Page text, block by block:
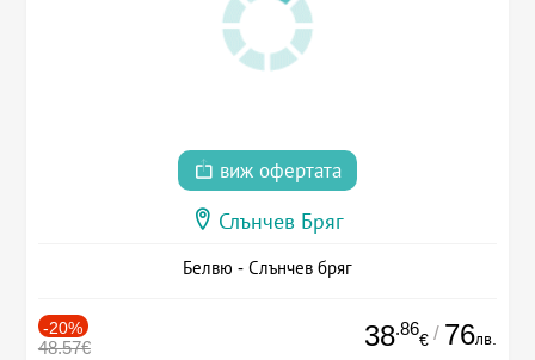
виж офертата
Слънчев Бряг
Белвю - Слънчев бряг
-20%
48.57€ 38.86
€ / 76лв.